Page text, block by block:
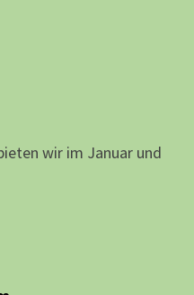
wir im Januar und